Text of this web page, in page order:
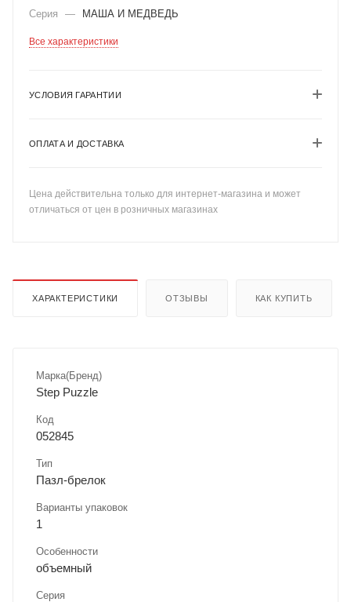
Серия
— МАША И МЕДВЕДЬ
Все характеристики
УСЛОВИЯ ГАРАНТИИ
ОПЛАТА И ДОСТАВКА
Цена действительна только для интернет-магазина и может
отличаться от цен в розничных магазинах
ХАРАКТЕРИСТИКИ ОТЗЫВЫ КАК КУПИТЬ
Марка(Бренд)
Step Puzzle
Код
052845
Тип
Пазл-брелок
Варианты упаковок
1
Особенности
объемный
Серия